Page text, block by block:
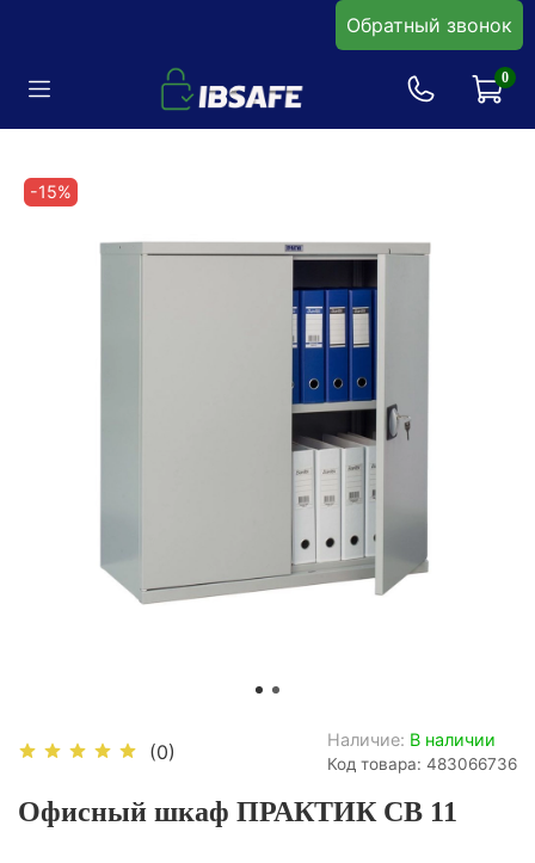
Обратный звонок
0
-15%
(0)
Наличие: В наличии
Код товара: 483066736
Офисный шкаф ПРАКТИК CB 11